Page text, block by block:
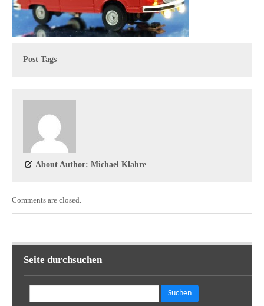
Post Tags
About Author: Michael Klahre
Comments are closed.
Seite durchsuchen
nach: